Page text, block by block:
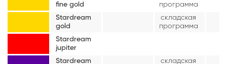
fine gold
программа
Stardream
gold
складская
программа
Stardream
jupiter
Stardream
складская